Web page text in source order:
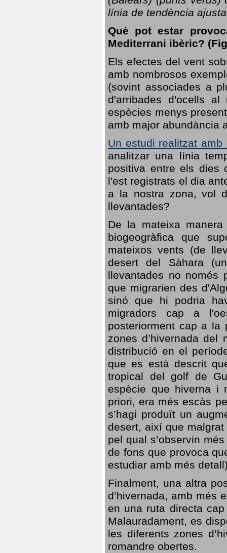
línia de tendència
Què pot estar
Mediterrani ibèric?
Els efectes del vent
amb nombrosos
(sovint associades a
d'arribades d'ocells
espècies menys
amb major abundància
Un estudi realitzat amb
analitzar una línia
positiva entre els dies
l'est registrats el dia
a la nostra zona, vol
llevantades?
De la mateixa
biogeogràfica que
mateixos vents (de
desert del Sàhara
llevantades no només
que migrarien des
sinó que hi podria
migradors cap a
posteriorment cap a la
zones d’hivernada
distribució en el
que es està descrit
tropical del golf de
espècie que hiverna i
priori, era més escàs
s’hagi produït un
desert, així que
pel qual s’observin
de fons que provoca
estudiar amb més
Finalment, una altra
d’hivernada, amb més
en una ruta directa
Malauradament, es
les diferents zones
romandre obertes.